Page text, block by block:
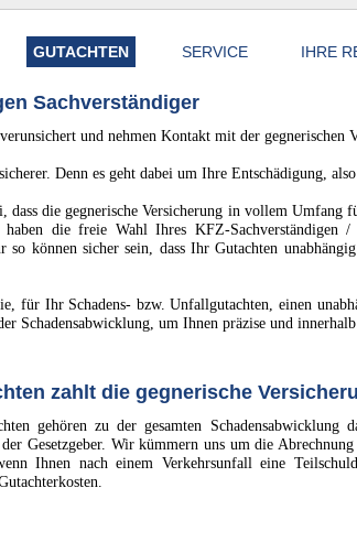
GUTACHTEN SERVICE IHRE
Sachverständiger
und nehmen Kontakt mit der gegnerischen
Denn es geht dabei um Ihre Entschädigung,
die gegnerische Versicherung in vollem Umfang
die freie Wahl Ihres KFZ-Sachverständigen /
so können sicher sein, dass Ihr Gutachten
für Ihr Schadens- bzw. Unfallgutachten, einen
Schadensabwicklung, um Ihnen präzise und
zahlt die gegnerische
gehören zu der gesamten Schadensabwicklung
Gesetzgeber. Wir kümmern uns um die
Ihnen nach einem Verkehrsunfall eine